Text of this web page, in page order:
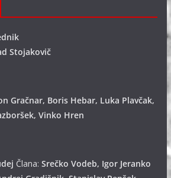
Stojakovič
Gračnar, Boris Hebar, Luka Plavčak,
Vinko Hren
Člana: Srečko Vodeb, Igor Jeranko